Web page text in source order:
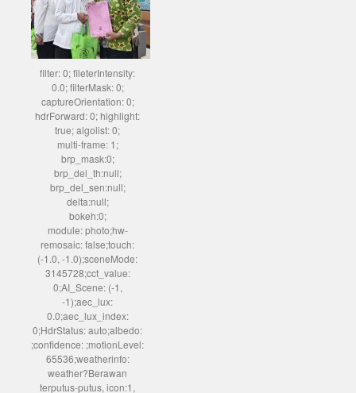
filter: 0; fileterIntensity:
0.0; filterMask: 0;
captureOrientation: 0;
hdrForward: 0; highlight:
true; algolist: 0;
multi-frame: 1;
brp_mask:0;
brp_del_th:null;
brp_del_sen:null;
delta:null;
bokeh:0;
module: photo;hw-
remosaic: false;touch:
(-1.0, -1.0);sceneMode:
3145728;cct_value:
0;AI_Scene: (-1,
-1);aec_lux:
0.0;aec_lux_index:
0;HdrStatus: auto;albedo:
;confidence: ;motionLevel:
65536;weatherinfo:
weather?Berawan
terputus-putus, icon:1,